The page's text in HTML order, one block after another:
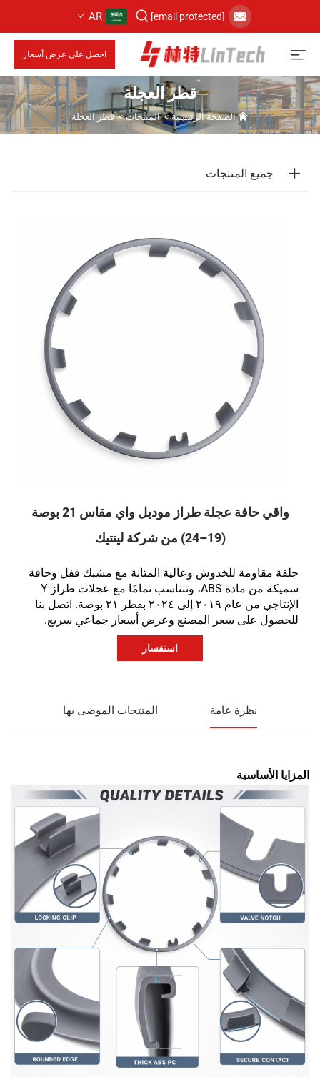
[email protected]
AR
احصل على عرض أسعار
قطر العجلة
الصفحة الرئيسية>المنتجات>قطر العجلة
جميع المنتجات
واقي حافة عجلة طراز موديل واي مقاس 21 بوصة
(19–24) من شركة لينتيك
حلقة مقاومة للخدوش وعالية المتانة مع مشبك قفل وحافة
سميكة من مادة ABS، وتتناسب تمامًا مع عجلات طراز Y
الإنتاجي من عام ٢٠١٩ إلى ٢٠٢٤ بقطر ٢١ بوصة. اتصل بنا
للحصول على سعر المصنع وعرض أسعار جماعي سريع.
استفسار
نظرة عامة المنتجات الموصى بها
المزايا الأساسية